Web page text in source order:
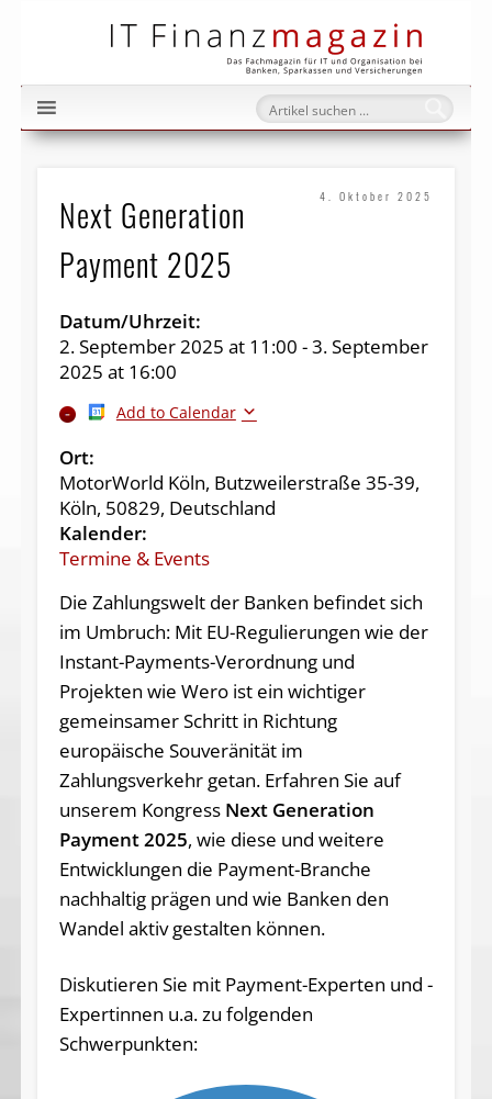
4. Oktober 2025
Next Generation
Payment 2025
Datum/Uhrzeit:
2. September 2025 at 11:00 -3. September
2025 at 16:00
Add to Calendar
Ort:
MotorWorld Köln, Butzweilerstraße 35-39,
Köln, 50829, Deutschland
Kalender:
Termine & Events
Die Zahlungswelt der Banken befindet sich
im Umbruch: Mit EU-Regulierungen wie der
Instant-Payments-Verordnung und
Projekten wie Wero ist ein wichtiger
gemeinsamer Schritt in Richtung
europäische Souveränität im
Zahlungsverkehr getan. Erfahren Sie auf
unserem Kongress Next Generation
Payment 2025, wie diese und weitere
Entwicklungen die Payment-Branche
nachhaltig prägen und wie Banken den
Wandel aktiv gestalten können.
Diskutieren Sie mit Payment-Experten und -
Expertinnen u.a. zu folgenden
Schwerpunkten: